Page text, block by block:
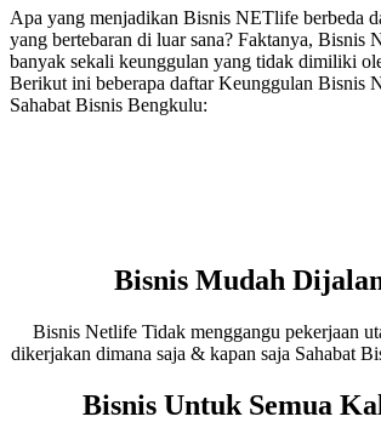
Apa yang menjadikan Bisnis NETlife berbeda
yang bertebaran di luar sana? Faktanya, Bisnis
banyak sekali keunggulan yang tidak dimiliki
Berikut ini beberapa daftar Keunggulan Bisnis
Sahabat Bisnis Bengkulu:
Bisnis Mudah
Bisnis Netlife Tidak menggangu pekerjaan
dikerjakan dimana saja & kapan saja Sahabat
Bisnis Untuk Semua